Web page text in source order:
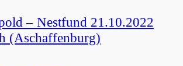
– Nestfund 21.10.2022
(Aschaffenburg)